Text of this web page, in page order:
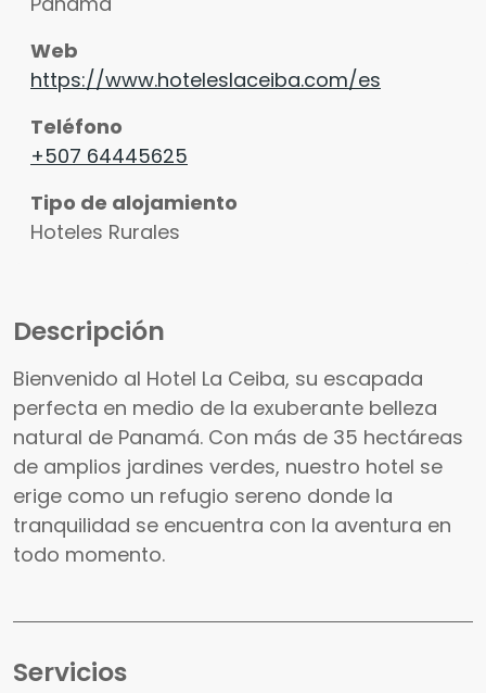
Web
https://www.hoteleslaceiba.com/es
Teléfono
+507 64445625
Tipo de alojamiento
Hoteles Rurales
Descripción
Bienvenido al Hotel La Ceiba, su escapada
perfecta en medio de la exuberante belleza
natural de Panamá. Con más de 35 hectáreas
de amplios jardines verdes, nuestro hotel se
erige como un refugio sereno donde la
tranquilidad se encuentra con la aventura en
todo momento.
Servicios